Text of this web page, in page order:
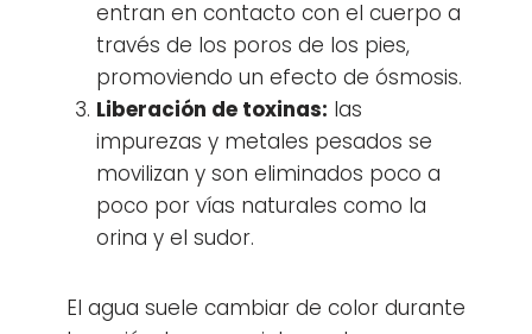
entran en contacto con el cuerpo a
través de los poros de los pies,
promoviendo un efecto de ósmosis.
Liberación de toxinas: las
impurezas y metales pesados se
movilizan y son eliminados poco a
poco por vías naturales como la
orina y el sudor.
El agua suele cambiar de color durante